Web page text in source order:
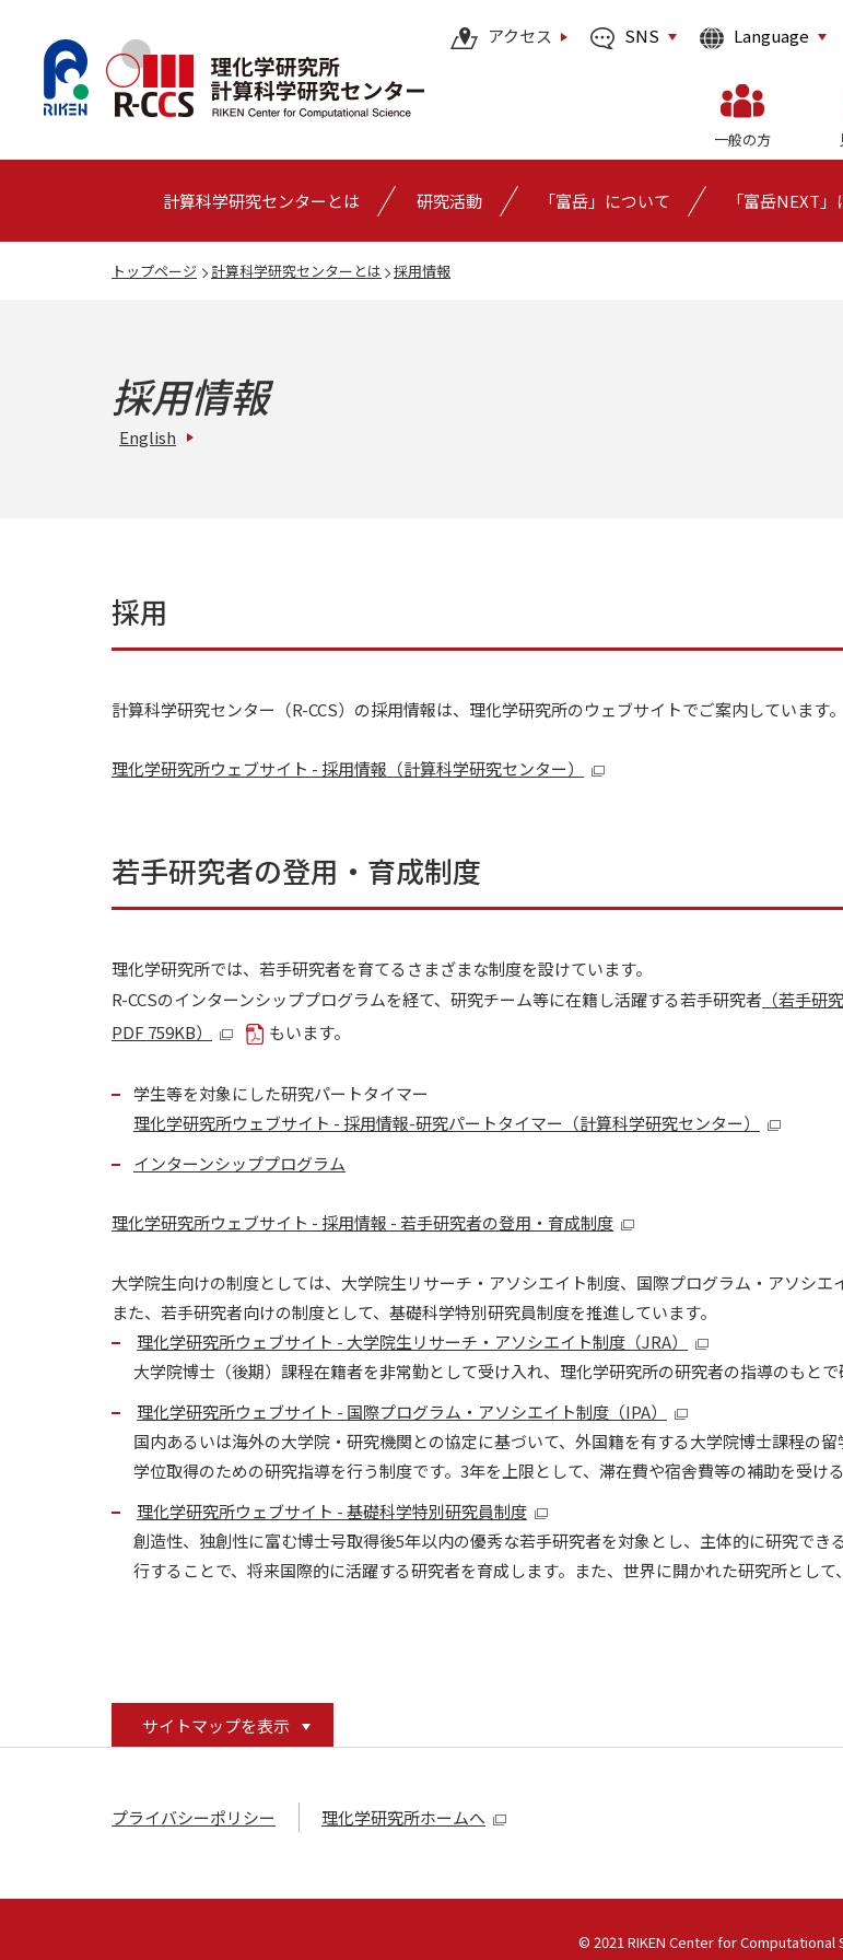
一般の方
計算科学研究センターとは 研究活動 「富岳」について 「富岳NEXT
アクセス SNS Language
トップページ 計算科学研究センターとは 採用情報
採用情報
English
採用
計算科学研究センター（R-CCS）の採用情報は、理化学研究所のウェブサイトでご案内しています。
理化学研究所ウェブサイト - 採用情報（計算科学研究センター）
若手研究者の登用・育成制度
理化学研究所では、若手研究者を育てるさまざまな制度を設けています。
R-CCSのインターンシッププログラムを経て、研究チーム等に在籍し活躍する若手研究者 （若手研
PDF 759KB）
もいます。
学生等を対象にした研究パートタイマー
理化学研究所ウェブサイト - 採用情報-研究パートタイマー（計算科学研究センター）
インターンシッププログラム
理化学研究所ウェブサイト - 採用情報 - 若手研究者の登用・育成制度
大学院生向けの制度としては、大学院生リサーチ・アソシエイト制度、国際プログラム・アソシエ
また、若手研究者向けの制度として、基礎科学特別研究員制度を推進しています。
理化学研究所ウェブサイト - 大学院生リサーチ・アソシエイト制度（JRA）
大学院博士（後期）課程在籍者を非常勤として受け入れ、理化学研究所の研究者の指導のもとで
理化学研究所ウェブサイト - 国際プログラム・アソシエイト制度（IPA）
国内あるいは海外の大学院・研究機関との協定に基づいて、外国籍を有する大学院博士課程の
学位取得のための研究指導を行う制度です。3年を上限として、滞在費や宿舎費等の補助を受け
理化学研究所ウェブサイト - 基礎科学特別研究員制度
創造性、独創性に富む博士号取得後5年以内の優秀な若手研究者を対象とし、主体的に研究で
行することで、将来国際的に活躍する研究者を育成します。また、世界に開かれた研究所として
サイトマップを表示
プライバシーポリシー 理化学研究所ホームへ
© 2021 RIKEN Center for Computational